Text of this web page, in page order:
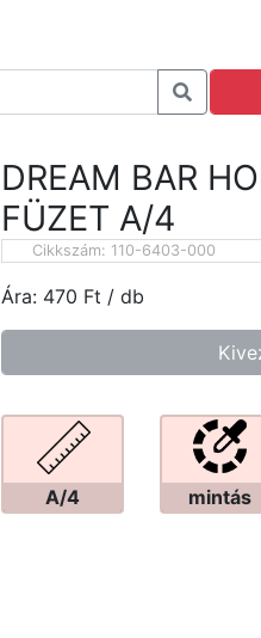
DREAM BAR
FÜZET A/4
Cikkszám: 110-6403-000
Ára: 470 Ft / db
A/4 mintás